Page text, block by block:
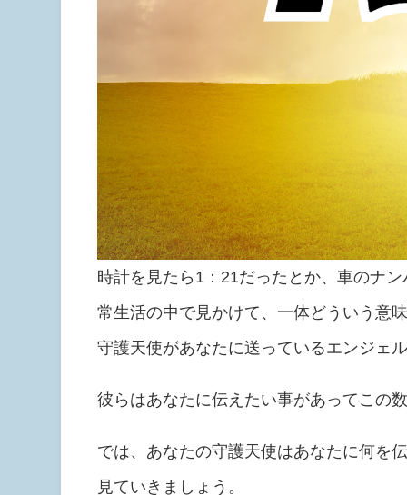
時計を見たら1：21だったとか、車のナ
常生活の中で見かけて、一体どういう意
守護天使があなたに送っているエンジェ
彼らはあなたに伝えたい事があってこの
では、あなたの守護天使はあなたに何を
見ていきましょう。